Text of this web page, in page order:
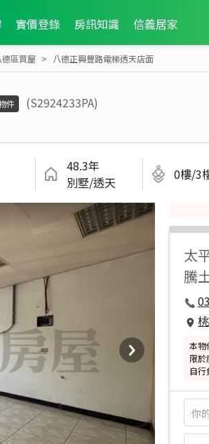
實價登錄 房訊知識 信義居家
區買屋 八德正興豐路電梯透天店面
件
(S2924233PA)
48.3年
別墅/透天
0樓/3
太
騰
本物
限於
自行